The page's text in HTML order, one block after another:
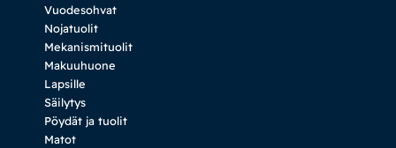
Vuodesohvat
Nojatuolit
Mekanismituolit
Makuuhuone
Lapsille
Säilytys
Pöydät ja tuolit
Matot